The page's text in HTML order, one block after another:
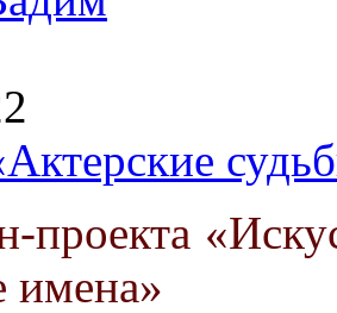
проекта
имена»